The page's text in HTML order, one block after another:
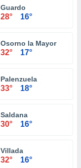
Guardo
28° 16°
Osorno la Mayor
32° 17°
Palenzuela
33° 18°
Saldana
30° 16°
Villada
32° 16°